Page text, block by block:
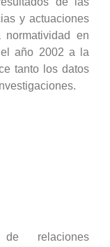
y actuaciones
en
año 2002 a la
tanto los datos
relaciones